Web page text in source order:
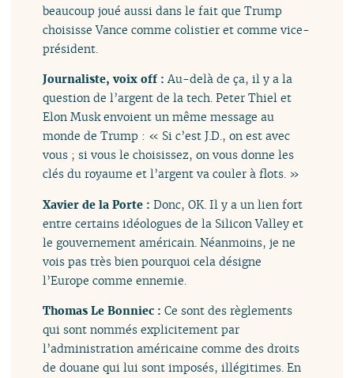
beaucoup joué aussi dans le fait que Trump
choisisse Vance comme colistier et comme vice-
président.
Journaliste, voix off :Au-delà de ça, il y a la
question de l’argent de la tech. Peter Thiel et
Elon Musk envoient un même message au
monde de Trump : « Si c’est J.D., on est avec
vous ; si vous le choisissez, on vous donne les
clés du royaume et l’argent va couler à flots. »
Xavier de la Porte :Donc, OK. Il y a un lien fort
entre certains idéologues de la Silicon Valley et
le gouvernement américain. Néanmoins, je ne
vois pas très bien pourquoi cela désigne
l’Europe comme ennemie.
Thomas Le Bonniec :Ce sont des règlements
qui sont nommés explicitement par
l’administration américaine comme des droits
de douane qui lui sont imposés, illégitimes. En